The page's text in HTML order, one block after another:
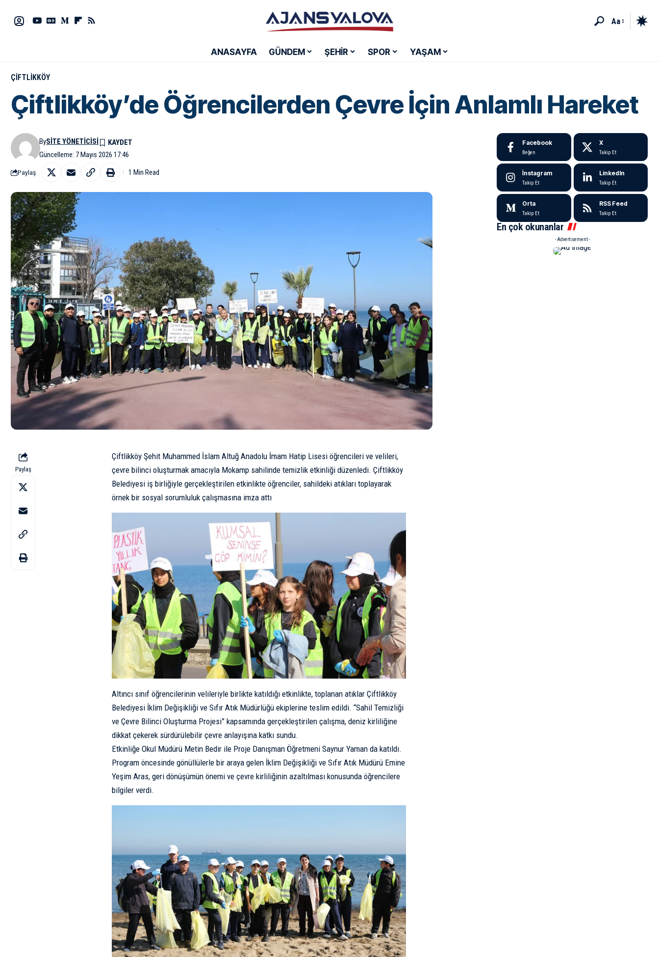
Aa
ANASAYFA GÜNDEM ŞEHİR SPOR YAŞAM
ÇIFTLIKKÖY
Çiftlikköy’de Öğrencilerden Çevre İçin Anlamlı Hareket
Güncelleme: 7 Mayıs 2026 17:46
BySITE YÖNETICISI
Paylaş 1 Min Read
Paylaş
ÇiftlikköyŞehit Muhammed İslam Altuğ Anadolu İmam Hatip Lisesi öğrencileri ve velileri,
çevre bilinci oluşturmak amacıyla Mokamp sahilinde temizlik etkinliği düzenledi. Çiftlikköy
Belediyesi iş birliğiyle gerçekleştirilen etkinlikte öğrenciler, sahildeki atıkları toplayarak
örnek bir sosyal sorumluluk çalışmasına imza attı
Altıncı sınıf öğrencilerinin velileriyle birlikte katıldığı etkinlikte, toplanan atıklar Çiftlikköy
Belediyesi İklim Değişikliği ve Sıfır Atık Müdürlüğüekiplerine teslim edildi. “Sahil Temizliği
ve Çevre Bilinci Oluşturma Projesi” kapsamında gerçekleştirilen çalışma, deniz kirliliğine
dikkat çekerek sürdürülebilir çevre anlayışına katkı sundu.
Etkinliğe Okul Müdürü Metin Bedir ile Proje Danışman Öğretmeni Saynur Yaman da katıldı.
Program öncesinde gönüllülerle bir araya gelen İklim Değişikliği ve Sıfır Atık Müdürü Emine
Yeşim Aras, geri dönüşümün önemi ve çevre kirliliğinin azaltılması konusunda öğrencilere
bilgiler verdi.
Facebook
Beğen
X
Takip Et
İnstagram
Takip Et
LinkedIn
Takip Et
Orta
Takip Et
RSS Feed
Takip Et
En çok okunanlar
- Advertisement -